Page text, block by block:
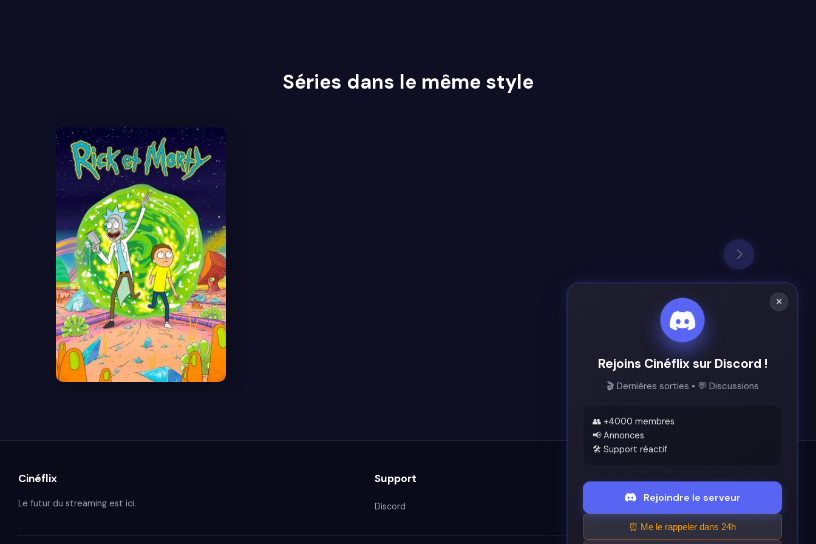
Séries dans le même style
8.7
Cinéflix
Le futur du streaming est ici.
Support
Discord
Légal
Conditions d'utilisation
×
Rejoins Cinéflix sur Discord !
🎬 Dernières sorties • 💬 Discussions
👥 +4000 membres
📢 Annonces
🛠️ Support réactif
Rejoindre le serveur
⏰ Me le rappeler dans 24h